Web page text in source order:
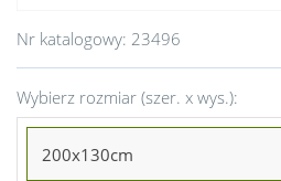
Nr katalogowy: 23496
Wybierz rozmiar (szer. x wys.):
200x130cm